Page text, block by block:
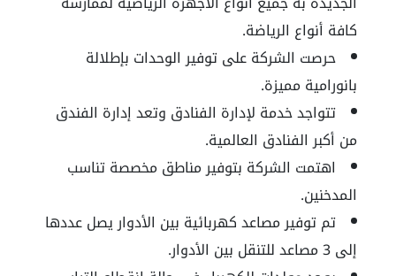
كافة أنواع الرياضة.
حرصت الشركة على توفير الوحدات بإطلالة
بانورامية مميزة.
تتواجد خدمة لإدارة الفنادق وتعد إدارة الفندق
من أكبر الفنادق العالمية.
اهتمت الشركة بتوفير مناطق مخصصة تناسب
المدخنين.
تم توفير مصاعد كهربائية بين الأدوار يصل عددها
إلى 3 مصاعد للتنقل بين الأدوار.